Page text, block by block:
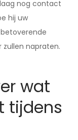
nog contact
hij uw
zullen napraten.
wat
tijdens